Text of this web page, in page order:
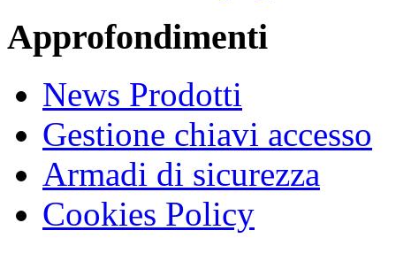
Approfondimenti
News Prodotti
Gestione chiavi accesso
Armadi di sicurezza
Cookies Policy